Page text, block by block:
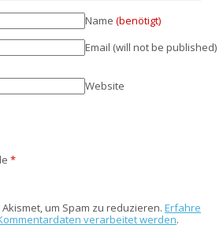
Name (benötigt)
Email (will not be published)
Website
*
um Spam zu reduzieren. Erfahre
verarbeitet werden.